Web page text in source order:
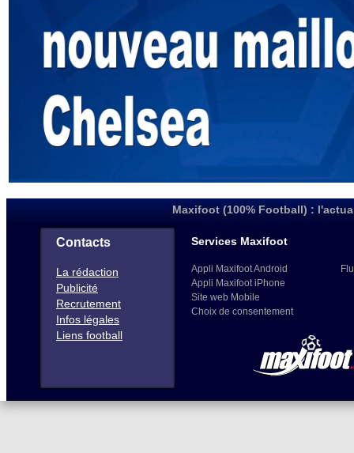
Maxifoot (100% Football) :
Contacts
La rédaction
Publicité
Recrutement
Infos légales
Liens football
Services Maxifoot
Appli Maxifoot Android
Appli Maxifoot iPhone
Site web Mobile
Choix de consentement